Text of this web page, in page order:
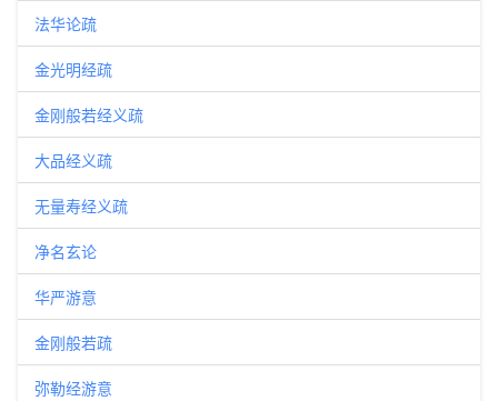
法华论疏
金光明经疏
金刚般若经义疏
大品经义疏
无量寿经义疏
净名玄论
华严游意
金刚般若疏
弥勒经游意